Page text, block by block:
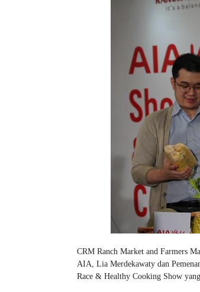
CRM Ranch Market and Farmers
AIA, Lia Merdekawaty dan
Race & Healthy Cooking Show